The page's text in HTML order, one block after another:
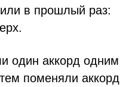
в прошлый раз:
один аккорд одним
поменяли аккорд